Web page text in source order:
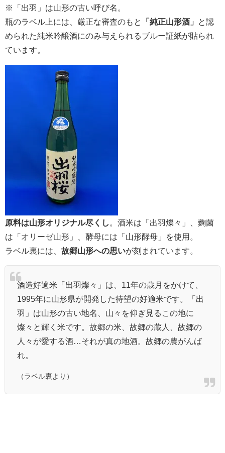
※「出羽」は山形の古い呼び名。
瓶のラベル上には、厳正な審査のもと
「純正山形酒」
と認
められた純米吟醸酒にのみ与えられるブルー証紙が貼られ
ています。
原料は山形オリジナル尽くし
。酒米は「出羽燦々」、麴菌
は「オリーゼ山形」、酵母には「山形酵母」を使用。
ラベル裏には、 故郷山形への思いが刻まれています。
酒造好適米「出羽燦々」は、11年の歳月をかけて、
1995年に山形県が開発した待望の好適米です。「出
羽」は山形の古い地名、山々を仰ぎ見るこの地に
燦々と輝く米です。故郷の米、故郷の蔵人、故郷の
人々が愛する酒…それが真の地酒。故郷の農がんば
れ。
（ラベル裏より）